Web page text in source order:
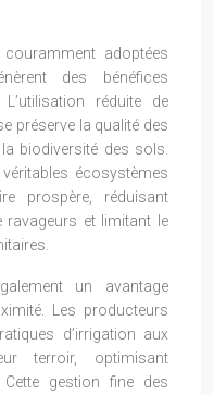
adoptées
des bénéfices
réduite de
préserve la qualité des
biodiversité des sols.
écosystèmes
prospère, réduisant
ravageurs et limitant le
un avantage
Les producteurs
d’irrigation aux
terroir, optimisant
Cette gestion fine des